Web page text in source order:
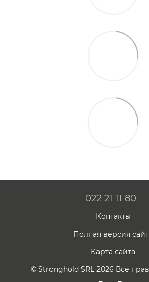
022 21 11 80
Контакты
Полная версия
Карта сайта
© Stronghold SRL 2026 Все